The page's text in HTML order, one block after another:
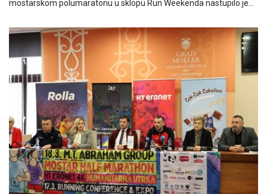
mostarskom polumaratonu u sklopu Run Weekenda nastupilo je
utrci, nastupilo njih više od 1000.